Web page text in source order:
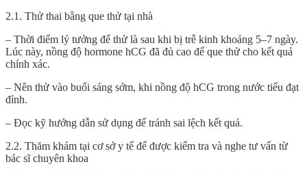
2.1. Thử thai bằng que thử tại nhà
– Thời điểm lý tưởng để thử là sau khi bị trễ kinh khoảng 5–7 ngày.
Lúc này, nồng độ hormone hCG đã đủ cao để que thử cho kết quả
chính xác.
– Nên thử vào buổi sáng sớm, khi nồng độ hCG trong nước tiểu đạt
đỉnh.
– Đọc kỹ hướng dẫn sử dụng để tránh sai lệch kết quả.
2.2. Thăm khám tại cơ sở y tế để được kiểm tra và nghe tư vấn từ
bác sĩ chuyên khoa